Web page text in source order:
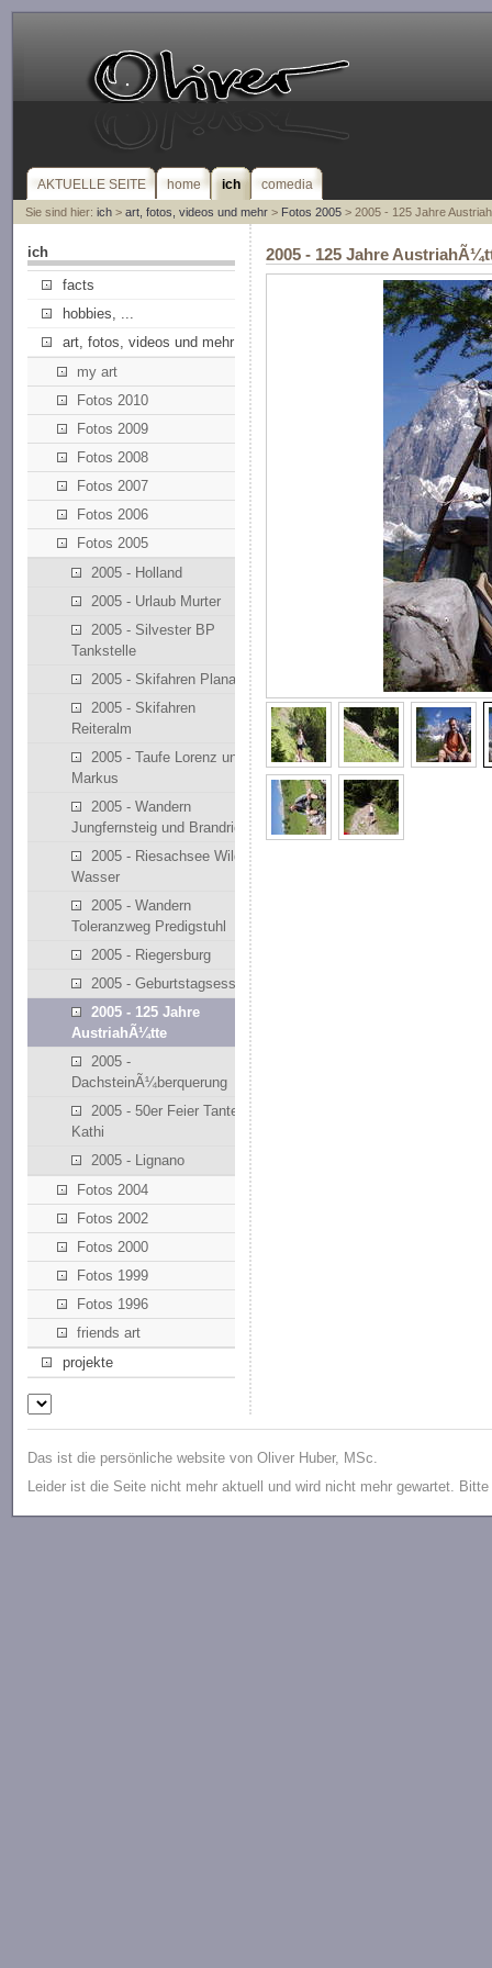
AKTUELLE SEITE home ich comedia
Sie sind hier: ich> art, fotos, videos und mehr> Fotos 2005> 2005 - 125 Jahre
ich
facts
hobbies, ...
art, fotos, videos und mehr
my art
Fotos 2010
Fotos 2009
Fotos 2008
Fotos 2007
Fotos 2006
Fotos 2005
2005 - Holland
2005 - Urlaub Murter
2005 - Silvester BP
Tankstelle
2005 - Skifahren Planai
2005 - Skifahren
Reiteralm
2005 - Taufe Lorenz und
Markus
2005 - Wandern
Jungfernsteig und Brandriedl
2005 - Riesachsee Wilde
Wasser
2005 - Wandern
Toleranzweg Predigstuhl
2005 - Riegersburg
2005 - Geburtstagsessen
2005 - 125 Jahre
AustriahÃ¼tte
2005 -
DachsteinÃ¼berquerung
2005 - 50er Feier Tante
Kathi
2005 - Lignano
Fotos 2004
Fotos 2002
Fotos 2000
Fotos 1999
Fotos 1996
friends art
projekte
2005 - 125 Jahre
Das ist die persönliche website von Oliver Huber, MSc.
Leider ist die Seite nicht mehr aktuell und wird nicht mehr gewartet.